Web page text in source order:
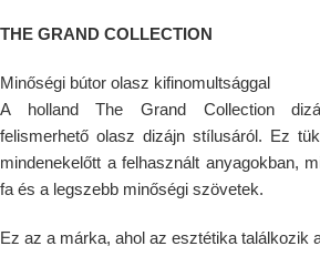
THE GRAND COLLECTION
Minőségi bútor olasz kifinomultsággal
A holland The Grand Collection
felismerhető olasz dizájn stílusáról. Ez
mindenekelőtt a felhasznált anyagokban,
fa és a legszebb minőségi szövetek.
Ez az a márka, ahol az esztétika találkozik